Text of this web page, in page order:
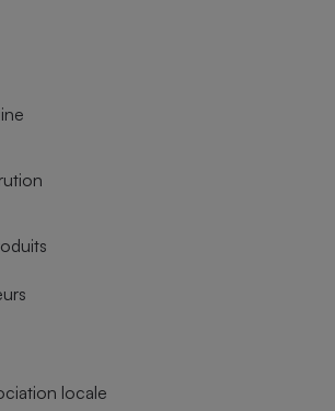
locale